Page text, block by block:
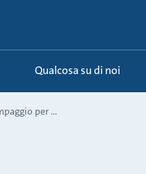
Qualcosa su di noi
per ...